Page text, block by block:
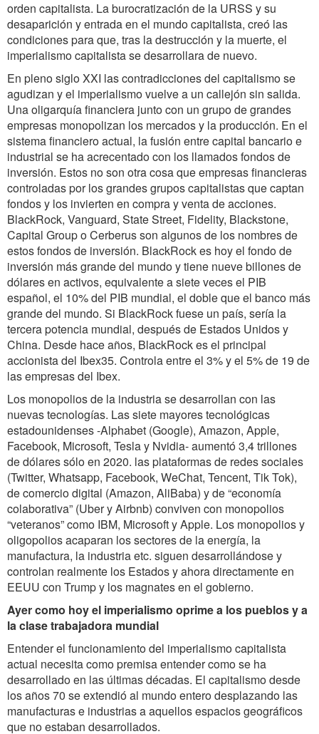
orden capitalista. La burocratización de la URSS y su
desaparición y entrada en el mundo capitalista, creó las
condiciones para que, tras la destrucción y la muerte, el
imperialismo capitalista se desarrollara de nuevo.
En pleno siglo XXI las contradicciones del capitalismo se
agudizan y el imperialismo vuelve a un callejón sin salida.
Una oligarquía financiera junto con un grupo de grandes
empresas monopolizan los mercados y la producción. En el
sistema financiero actual, la fusión entre capital bancario e
industrial se ha acrecentado con los llamados fondos de
inversión. Estos no son otra cosa que empresas financieras
controladas por los grandes grupos capitalistas que captan
fondos y los invierten en compra y venta de acciones.
BlackRock, Vanguard, State Street, Fidelity, Blackstone,
Capital Group o Cerberus son algunos de los nombres de
estos fondos de inversión. BlackRock es hoy el fondo de
inversión más grande del mundo y tiene nueve billones de
dólares en activos, equivalente a siete veces el PIB
español, el 10% del PIB mundial, el doble que el banco más
grande del mundo. Si BlackRock fuese un país, sería la
tercera potencia mundial, después de Estados Unidos y
China. Desde hace años, BlackRock es el principal
accionista del Ibex35. Controla entre el 3% y el 5% de 19 de
las empresas del Ibex.
Los monopolios de la industria se desarrollan con las
nuevas tecnologías. Las siete mayores tecnológicas
estadounidenses -Alphabet (Google), Amazon, Apple,
Facebook, Microsoft, Tesla y Nvidia- aumentó 3,4 trillones
de dólares sólo en 2020. las plataformas de redes sociales
(Twitter, Whatsapp, Facebook, WeChat, Tencent, Tik Tok),
de comercio digital (Amazon, AliBaba) y de “economía
colaborativa” (Uber y Airbnb) conviven con monopolios
“veteranos” como IBM, Microsoft y Apple. Los monopolios y
oligopolios acaparan los sectores de la energía, la
manufactura, la industria etc. siguen desarrollándose y
controlan realmente los Estados y ahora directamente en
EEUU con Trump y los magnates en el gobierno.
Ayer como hoy el imperialismo oprime a los pueblos y a
la clase trabajadora mundial
Entender el funcionamiento del imperialismo capitalista
actual necesita como premisa entender como se ha
desarrollado en las últimas décadas. El capitalismo desde
los años 70 se extendió al mundo entero desplazando las
manufacturas e industrias a aquellos espacios geográficos
que no estaban desarrollados.